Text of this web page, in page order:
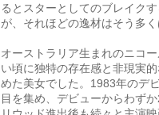
るとスターとしてのブレイク
が、それほどの逸材はそう多く
オーストラリア生まれのニコ
い頃に独特の存在感と非現実
めた美女でした。1983年のデ
目を集め、デビューからわず